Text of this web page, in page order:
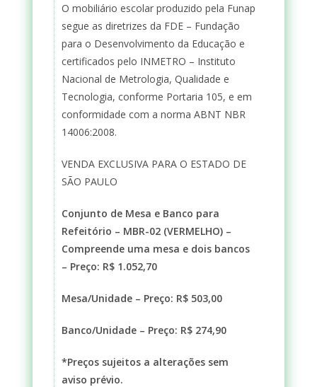
O mobiliário escolar produzido pela Funap
segue as diretrizes da FDE – Fundação
para o Desenvolvimento da Educação e
certificados pelo INMETRO – Instituto
Nacional de Metrologia, Qualidade e
Tecnologia, conforme Portaria 105, e em
conformidade com a norma ABNT NBR
14006:2008.
VENDA EXCLUSIVA PARA O ESTADO DE
SÃO PAULO
Conjunto de Mesa e Banco para
Refeitório – MBR-02 (VERMELHO) –
Compreende uma mesa e dois bancos
– Preço: R$ 1.052,70
Mesa/Unidade – Preço: R$ 503,00
Banco/Unidade – Preço: R$ 274,90
*Preços sujeitos a alterações sem
aviso prévio.